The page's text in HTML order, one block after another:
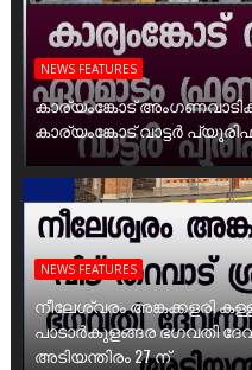
NEWS FEATURES
കാര്യംങ്കോട്
കാര്യംങ്കോട് വാട്ടർ
NEWS FEATURES
നീലേശ്വരം അങ്കക്കളരി
പാടാർകുളങ്ങര ഭഗവതി
അടിയന്തിരം 27 ന്